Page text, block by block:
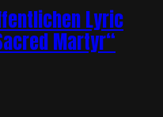
Lyric
Martyr“